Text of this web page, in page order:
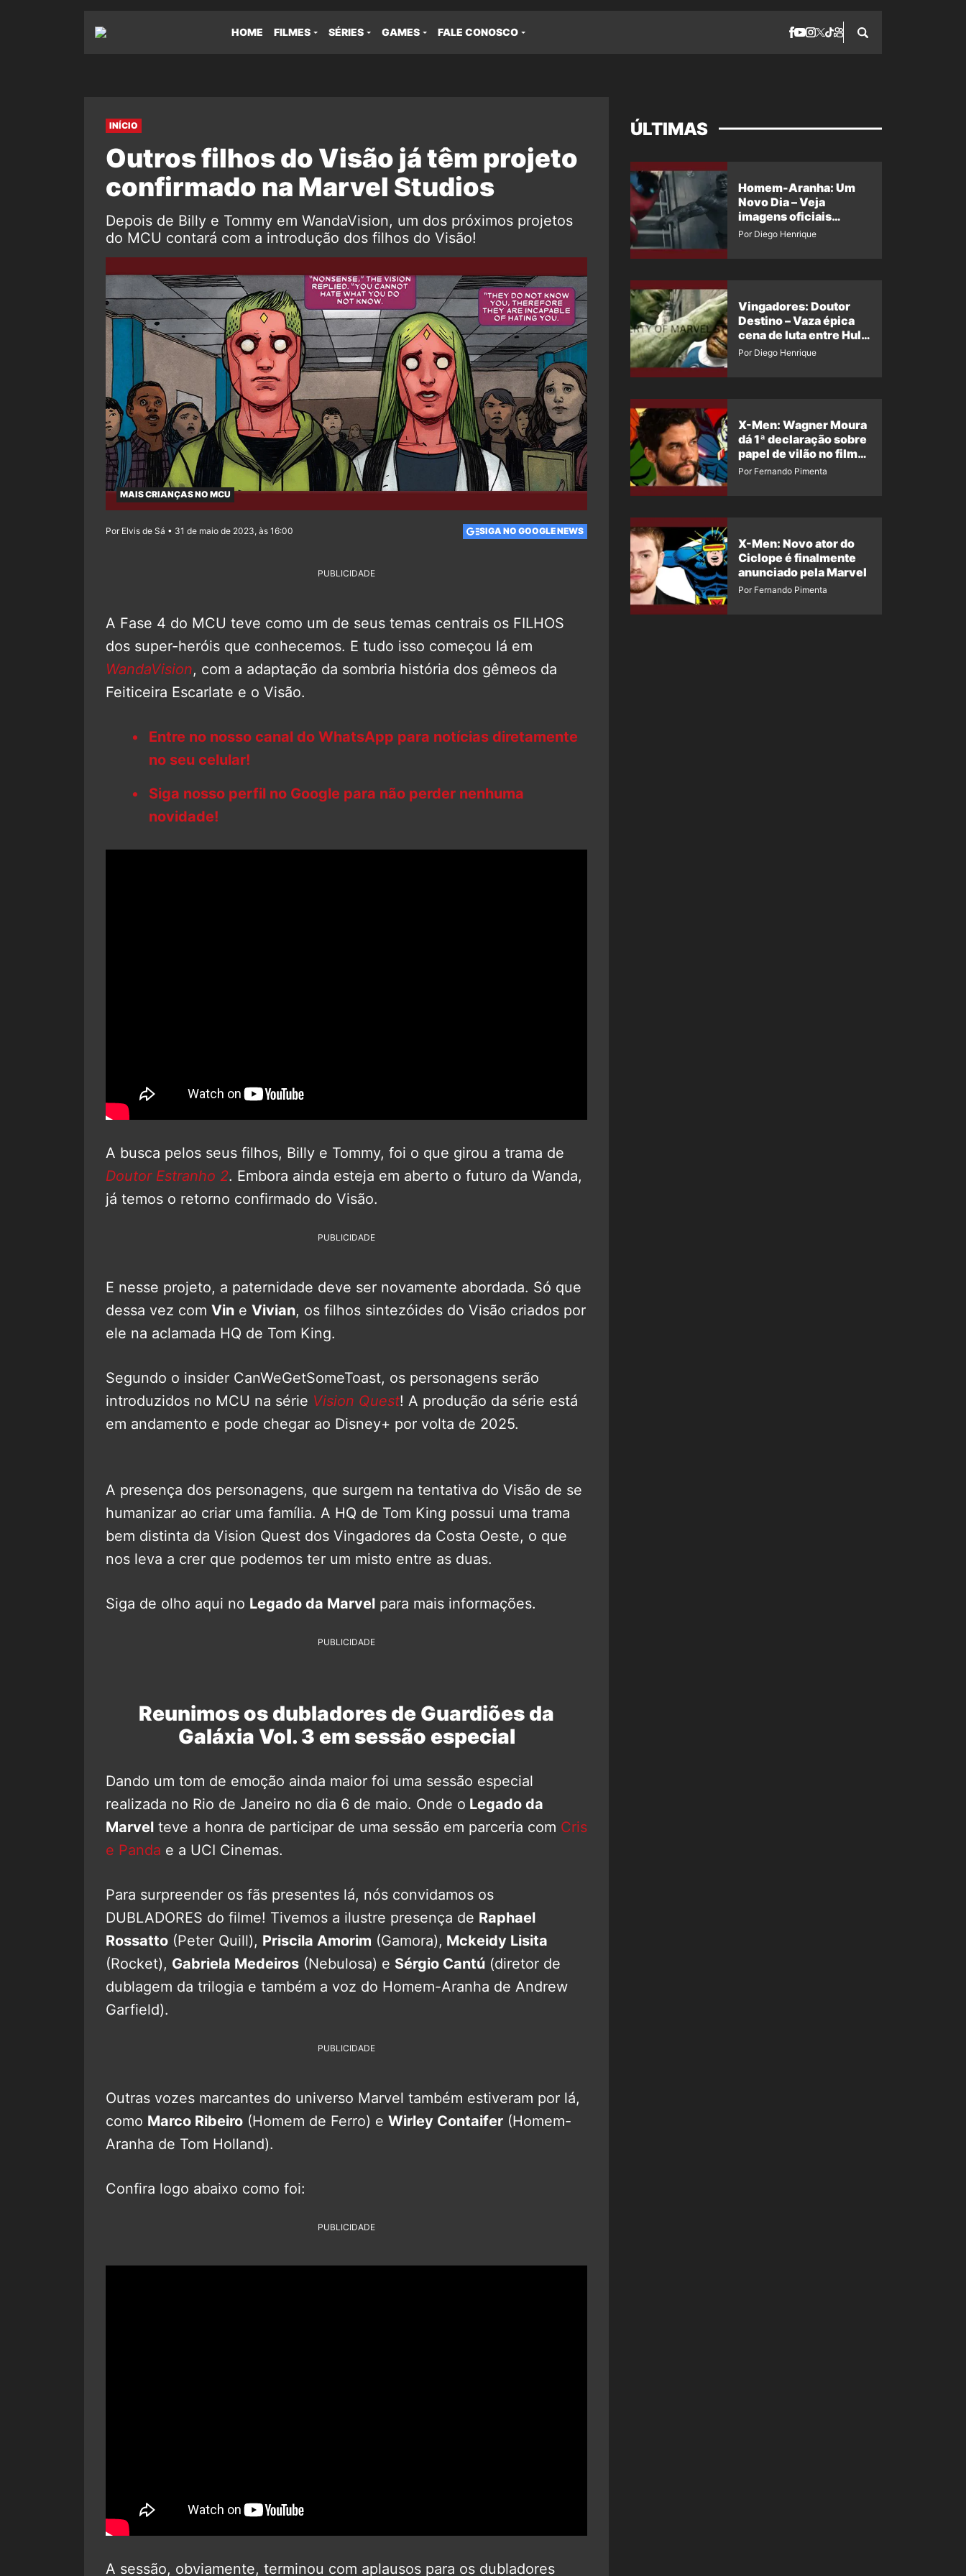
HOME FILMES SÉRIES GAMES FALE CONOSCO
INÍCIO
Outros filhos do Visão já têm projeto
confirmado na Marvel Studios
Depois de Billy e Tommy em WandaVision, um dos próximos projetos
do MCU contará com a introdução dos filhos do Visão!
MAIS CRIANÇAS NO MCU
Por Elvis de Sá • 31 de maio de 2023, às 16:00 SIGA NO GOOGLE NEWS
PUBLICIDADE
A Fase 4 do MCU teve como um de seus temas centrais os FILHOS
dos super-heróis que conhecemos. E tudo isso começou lá em
WandaVision, com a adaptação da sombria história dos gêmeos da
Feiticeira Escarlate e o Visão.
Entre no nosso canal do WhatsApp para notícias diretamente
no seu celular!
Siga nosso perfil no Google para não perder nenhuma
novidade!
A busca pelos seus filhos, Billy e Tommy, foi o que girou a trama de
Doutor Estranho 2. Embora ainda esteja em aberto o futuro da Wanda,
já temos o retorno confirmado do Visão.
PUBLICIDADE
E nesse projeto, a paternidade deve ser novamente abordada. Só que
dessa vez com Vin e Vivian, os filhos sintezóides do Visão criados por
ele na aclamada HQ de Tom King.
Segundo o insider CanWeGetSomeToast, os personagens serão
introduzidos no MCU na série Vision Quest! A produção da série está
em andamento e pode chegar ao Disney+ por volta de 2025.
A presença dos personagens, que surgem na tentativa do Visão de se
humanizar ao criar uma família. A HQ de Tom King possui uma trama
bem distinta da Vision Quest dos Vingadores da Costa Oeste, o que
nos leva a crer que podemos ter um misto entre as duas.
Siga de olho aqui no Legado da Marvel para mais informações.
PUBLICIDADE
Reunimos os dubladores de Guardiões da
Galáxia Vol. 3 em sessão especial
Dando um tom de emoção ainda maior foi uma sessão especial
realizada no Rio de Janeiro no dia 6 de maio. Onde o Legado da
Marvel teve a honra de participar de uma sessão em parceria com Cris
e Panda e a UCI Cinemas.
Para surpreender os fãs presentes lá, nós convidamos os
DUBLADORES do filme! Tivemos a ilustre presença de Raphael
Rossatto (Peter Quill), Priscila Amorim (Gamora), Mckeidy Lisita
(Rocket), Gabriela Medeiros (Nebulosa) e Sérgio Cantú (diretor de
dublagem da trilogia e também a voz do Homem-Aranha de Andrew
Garfield).
PUBLICIDADE
Outras vozes marcantes do universo Marvel também estiveram por lá,
como Marco Ribeiro (Homem de Ferro) e Wirley Contaifer (Homem-
Aranha de Tom Holland).
Confira logo abaixo como foi:
PUBLICIDADE
A sessão, obviamente, terminou com aplausos para os dubladores
ÚLTIMAS
Homem-Aranha: Um
Novo Dia – Veja
imagens oficiais
descartadas do Hulk
Por Diego Henrique
Vingadores: Doutor
Destino – Vaza épica
cena de luta entre Hulk
e o Coisa
Por Diego Henrique
X-Men: Wagner Moura
dá 1ª declaração sobre
papel de vilão no filme
da Marvel
Por Fernando Pimenta
X-Men: Novo ator do
Ciclope é finalmente
anunciado pela Marvel
Por Fernando Pimenta